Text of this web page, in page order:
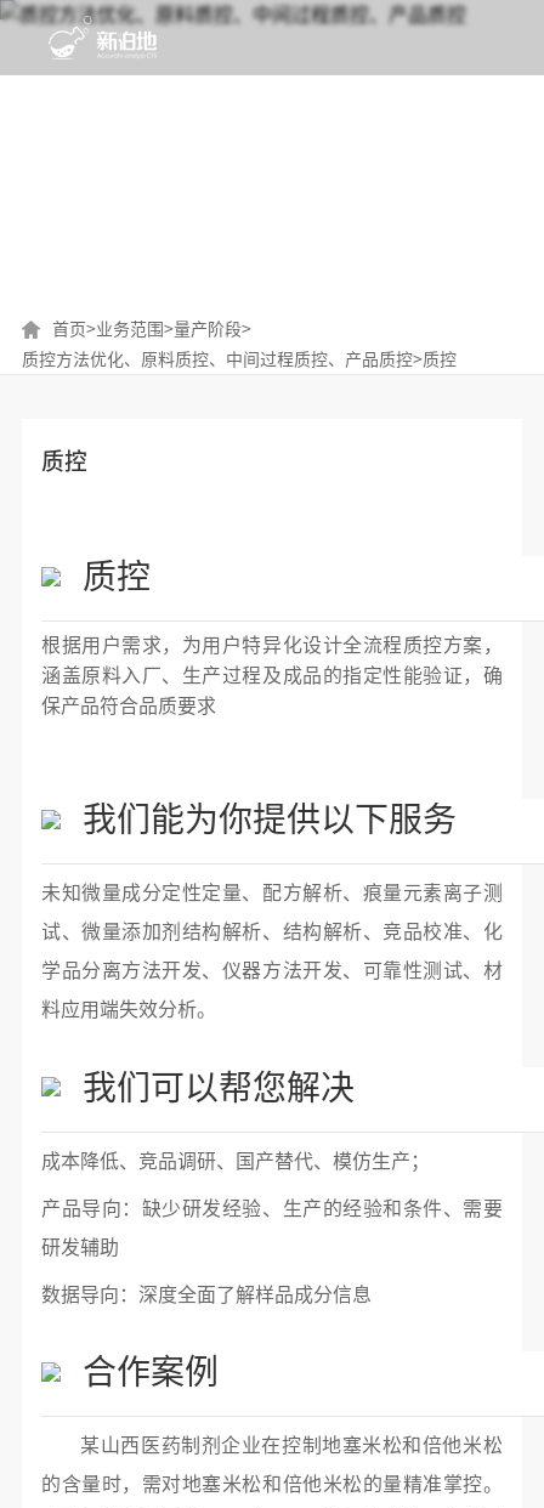
首页>业务范围 >量产阶段>
质控方法优化、原料质控、中间过程质控、产品质控>质控
质控
质控
根据用户需求，为用户特异化设计全流程质控方案，
涵盖原料入厂、生产过程及成品的指定性能验证，确
保产品符合品质要求
我们能为你提供以下服务
未知微量成分定性定量、配方解析、痕量元素离子测
试、微量添加剂结构解析、结构解析、竞品校准、化
学品分离方法开发、仪器方法开发、可靠性测试、材
料应用端失效分析。
我们可以帮您解决
成本降低、竞品调研、国产替代、模仿生产；
产品导向：缺少研发经验、生产的经验和条件、需要
研发辅助
数据导向：深度全面了解样品成分信息
合作案例
某山西医药制剂企业在控制地塞米松和倍他米松
的含量时，需对地塞米松和倍他米松的量精准掌控。